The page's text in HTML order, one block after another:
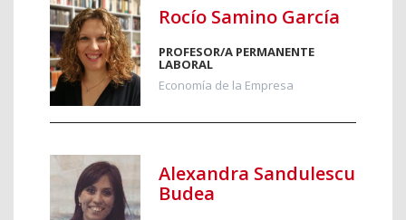
Rocío Samino García
PROFESOR/A PERMANENTE
LABORAL
Economía de la Empresa
Alexandra Sandulescu
Budea